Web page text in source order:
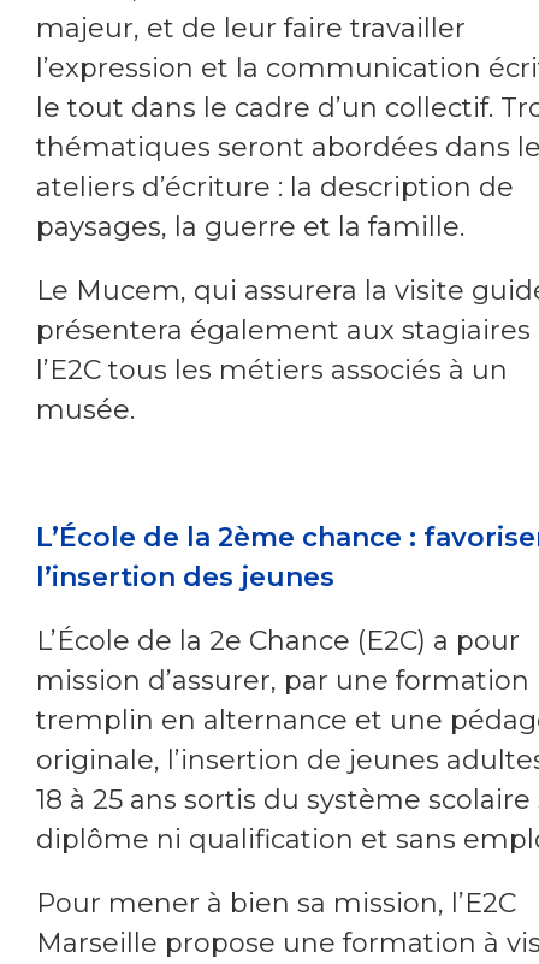
majeur, et de leur faire travailler
l’expression et la communication
le tout dans le cadre d’un collectif.
thématiques seront abordées dans
ateliers d’écriture : la description de
paysages, la guerre et la famille.
Le Mucem, qui assurera la visite
présentera également aux stagiaires
l’E2C tous les métiers associés à un
musée.
L’École de la 2ème chance :
l’insertion des jeunes
L’École de la 2e Chance (E2C) a pour
mission d’assurer, par une formation
tremplin en alternance et une
originale, l’insertion de jeunes
18 à 25 ans sortis du système scolaire
diplôme ni qualification et sans
Pour mener à bien sa mission, l’E2C
Marseille propose une formation à